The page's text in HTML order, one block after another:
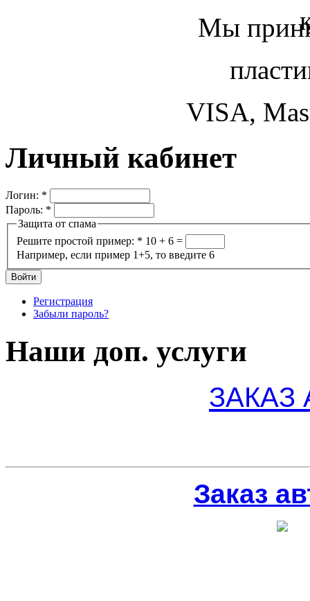
Мы
VISA,
Личный кабинет
Логин: *
Пароль: *
Защита от спама
Решите простой пример: * 10 + 6 =
Например, если пример 1+5, то введите 6
Регистрация
Забыли пароль?
Наши доп. услуги
ЗАКАЗ
Заказ